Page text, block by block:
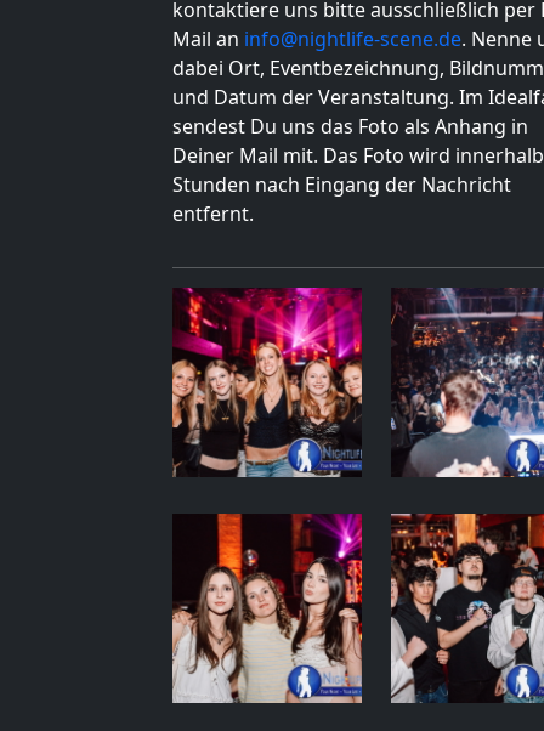
kontaktiere uns bitte ausschließlich per
Mail an info@nightlife-scene.de. Nenne
dabei Ort, Eventbezeichnung,
und Datum der Veranstaltung. Im
sendest Du uns das Foto als Anhang in
Deiner Mail mit. Das Foto wird
Stunden nach Eingang der Nachricht
entfernt.